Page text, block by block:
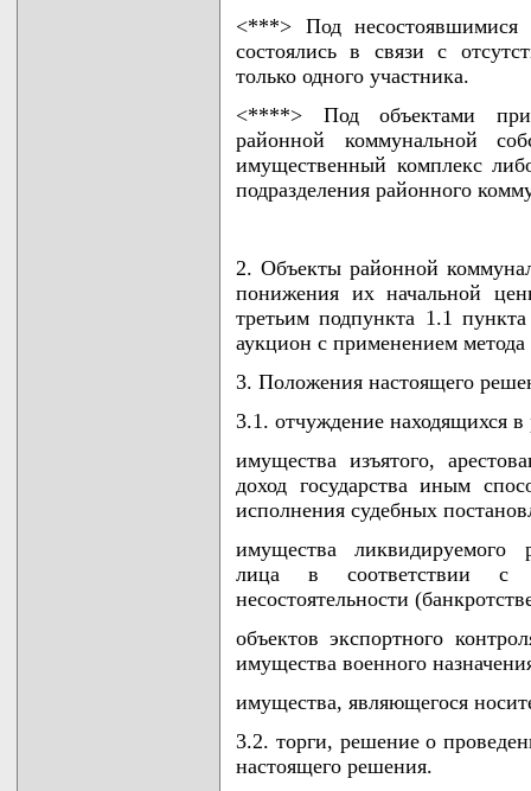
<***> Под несостоявшимися
состоялись в связи с
только одного участника.
<****> Под объектами
районной коммунальной
имущественный комплекс
подразделения районного
2. Объекты районной
понижения их начальной
третьим подпункта 1.1
аукцион с применением
3. Положения настоящего
3.1. отчуждение находящихся
имущества изъятого,
доход государства иным
исполнения судебных
имущества ликвидируемого
лица в соответствии с
несостоятельности
объектов экспортного
имущества военного
имущества, являющегося
3.2. торги, решение о
настоящего решения.